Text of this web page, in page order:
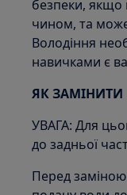
безпеки, якщо
чином, та може
Володіння
навичками є
ЯК
УВАГА: Для
до задньої
Перед